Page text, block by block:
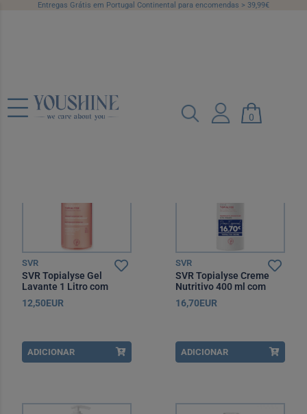
Entregas Grátis em Portugal Continental para encomendas > 39,99€
0
Recomendado 12 por página
SVR
SVR Topialyse Gel
Lavante 1 Litro com
Preço especial
12,50EUR
ADICIONAR
SVR
SVR Topialyse Creme
Nutritivo 400 ml com
Preço especial
16,70EUR
ADICIONAR